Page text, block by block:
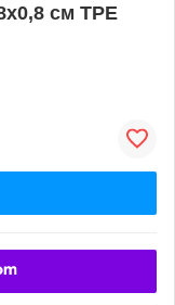
см TPE